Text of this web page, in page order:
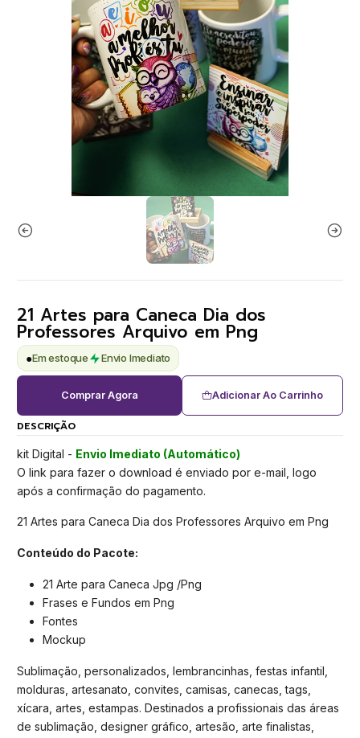
21 Artes para Caneca Dia dos
Professores Arquivo em Png
●Em estoque Envio Imediato
Adicionar Ao Carrinho
Comprar Agora
DESCRIÇÃO
kit Digital - Envio Imediato (Automático)
O link para fazer o download é enviado por e-mail, logo
após a confirmação do pagamento.
21 Artes para Caneca Dia dos Professores Arquivo em Png
Conteúdo do Pacote:
21 Arte para Caneca Jpg /Png
Frases e Fundos em Png
Fontes
Mockup
Sublimação, personalizados, lembrancinhas, festas infantil,
molduras, artesanato, convites, camisas, canecas, tags,
xícara, artes, estampas. Destinados a profissionais das áreas
de sublimação, designer gráfico, artesão, arte finalistas,